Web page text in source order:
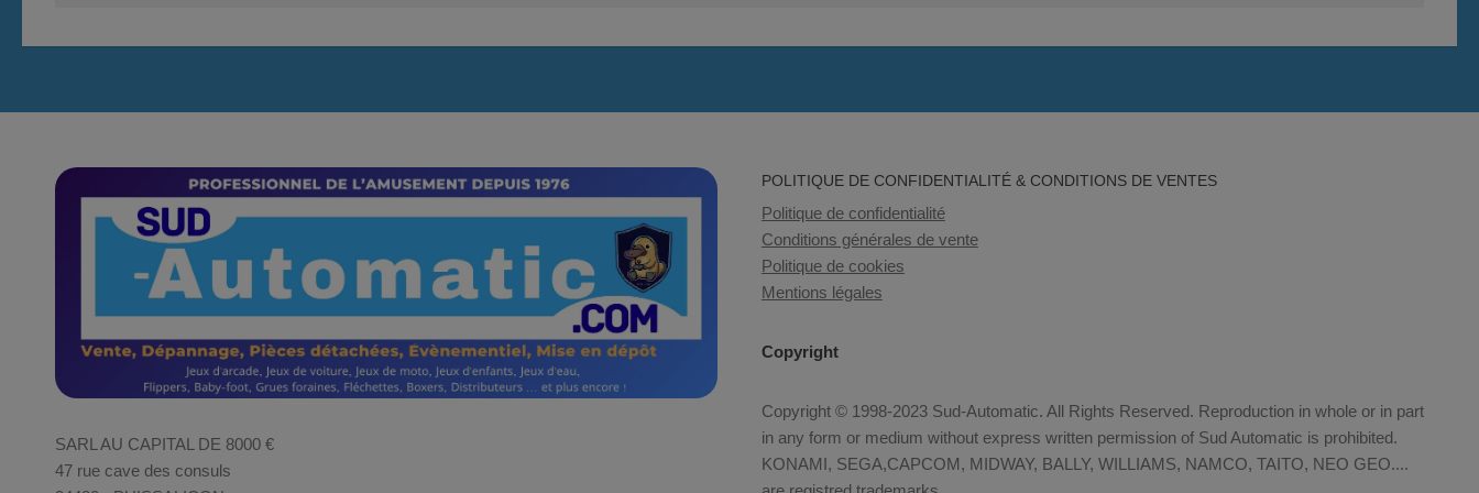
SARL AU CAPITAL DE 8000 €
47 rue cave des consuls
POLITIQUE DE CONFIDENTIALITÉ & CONDITIONS DE VENTES
Politique de confidentialité
Conditions générales de vente
Politique de cookies
Mentions légales
Copyright
Copyright © 1998-2023 Sud-Automatic. All Rights Reserved. Reproduction in whole or in part
in any form or medium without express written permission of Sud Automatic is prohibited.
KONAMI, SEGA,CAPCOM, MIDWAY, BALLY, WILLIAMS, NAMCO, TAITO, NEO GEO....